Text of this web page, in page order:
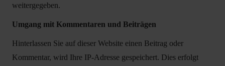
weitergegeben.
Umgang mit Kommentaren und Beiträgen
Hinterlassen Sie auf dieser Website einen Beitrag oder
Kommentar, wird Ihre IP-Adresse gespeichert. Dies erfolgt